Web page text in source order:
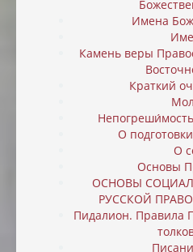
Имена
Камень веры
Краткий
О
О
Основы
ОСНОВЫ
РУССКОЙ
Пидалион. Правила